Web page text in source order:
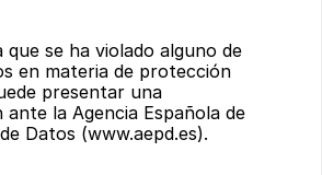
que se ha violado alguno de
en materia de protección
presentar una
ante la Agencia Española de
Datos (www.aepd.es).